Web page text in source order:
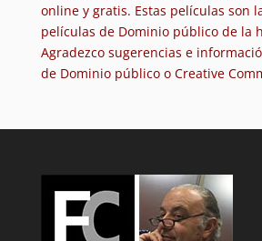
online y gratis. Estas películas son
películas de Dominio público de la
Agradezco sugerencias e
de Dominio público o Creative